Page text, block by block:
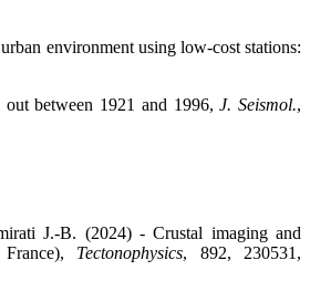
environment using low-cost stations:
out between 1921 and 1996,J. Seismol.,
J.-B. (2024) - Crustal imaging and
Tectonophysics, 892, 230531,